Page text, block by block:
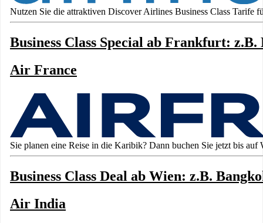
Nutzen Sie die attraktiven Discover Airlines Business Class Tarife
Business Class Special ab Frankfurt:
Air France
Sie planen eine Reise in die Karibik? Dann buchen Sie jetzt bis
Business Class Deal ab Wien: z.B.
Air India